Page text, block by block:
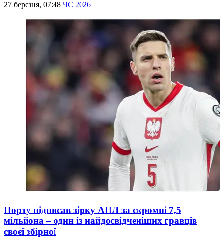
27 березня, 07:48 ЧС 2026
Порту підписав зірку АПЛ за скромні 7,5
мільйона – один із найдосвідченіших гравців
своєї збірної